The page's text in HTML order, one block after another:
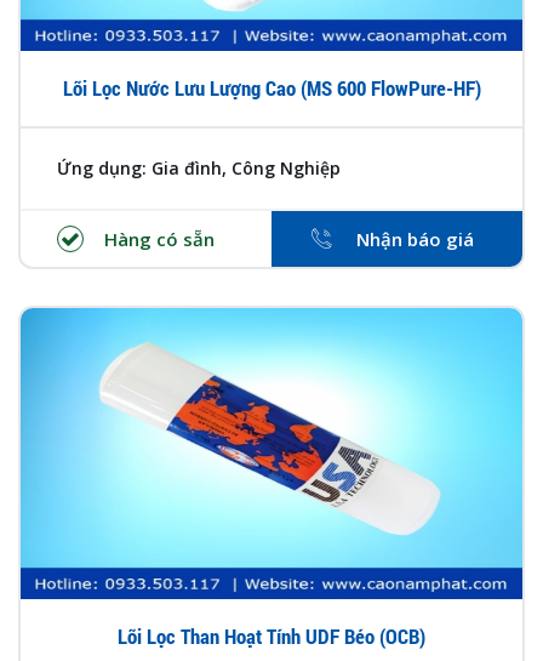
Lõi Lọc Nước Lưu Lượng Cao (MS 600 FlowPure-HF)
Ứng dụng: Gia đình, Công Nghiệp
Hàng có sẵn Nhận báo giá
Lõi Lọc Than Hoạt Tính UDF Béo (OCB)